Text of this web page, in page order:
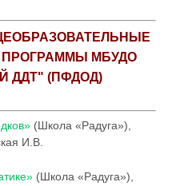
МБУДО
ДДТ" (ПФДОД)
(Школа «Радуга»),
И.В.
(Школа «Радуга»),